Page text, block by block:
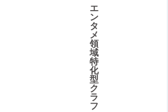
エ
ン
タ
メ
領
域
特
化
型
ク
ラ
フ